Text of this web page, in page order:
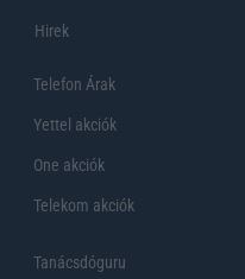
Hirek
Telefon Árak
Yettel akciók
One akciók
Telekom akciók
Tanácsdóguru